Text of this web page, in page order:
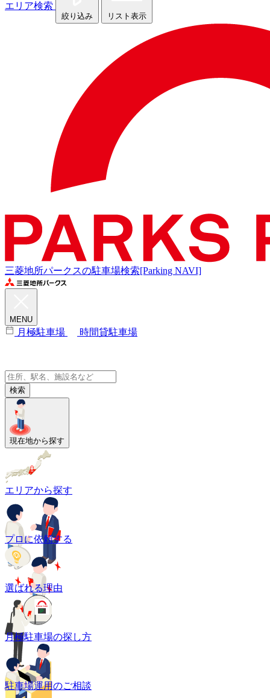
エリア検索
絞り込み リスト表示
三菱地所パークスの駐車場検索[Parking NAVI]
MENU
月極駐車場 時間貸駐車場
検索
現在地から探す
エリアから探す
プロに依頼する
選ばれる理由
月極駐車場の探し方
駐車場運用のご相談